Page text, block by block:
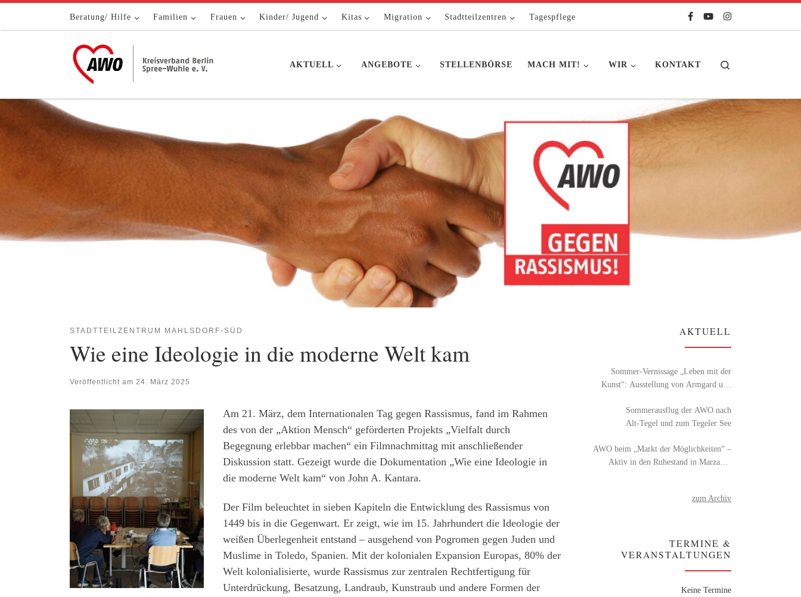
Zum Inhalt springenBeratung/ Hilfe Familien Frauen Kinder/ Jugend Kitas Migration Stadtteilzentren Tagespflege
AKTUELL ANGEBOTE STELLENBÖRSE MACH MIT! WIR KONTAKT
STADTTEILZENTRUM MAHLSDORF-SÜD
Wie eine Ideologie in die moderne Welt kam
Veröffentlicht am 24. März 2025
Am 21. März, dem Internationalen Tag gegen Rassismus, fand im Rahmen
des von der „Aktion Mensch“ geförderten Projekts „Vielfalt durch
Begegnung erlebbar machen“ ein Filmnachmittag mit anschließender
Diskussion statt. Gezeigt wurde die Dokumentation „Wie eine Ideologie in
die moderne Welt kam“ von John A. Kantara.
Der Film beleuchtet in sieben Kapiteln die Entwicklung des Rassismus von
1449 bis in die Gegenwart. Er zeigt, wie im 15. Jahrhundert die Ideologie der
weißen Überlegenheit entstand – ausgehend von Pogromen gegen Juden und
Muslime in Toledo, Spanien. Mit der kolonialen Expansion Europas, 80% der
Welt kolonialisierte, wurde Rassismus zur zentralen Rechtfertigung für
Unterdrückung, Besatzung, Landraub, Kunstraub und andere Formen der
AKTUELL
Sommer-Vernissage „Leben mit der
Kunst“: Ausstellung von Armgard und
Sommerausflug der AWO nach
Alt‑Tegel und zum Tegeler See
AWO beim „Markt der Möglichkeiten“ –
Aktiv in den Ruhestand in Marzahn-
zum Archiv
TERMINE &
VERANSTALTUNGEN
Keine Termine